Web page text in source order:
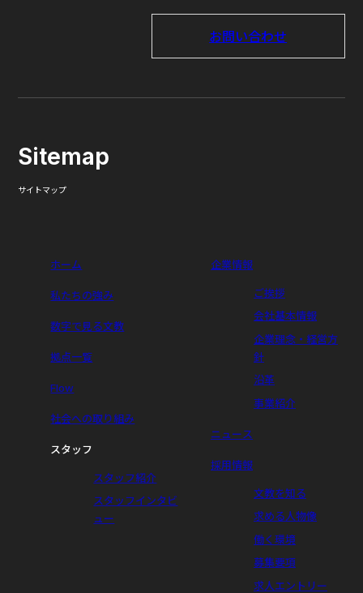
お問い合わせ
Sitemap
サイトマップ
ホーム
私たちの強み
数字で見る文教
拠点一覧
Flow
社会への取り組み
スタッフ
スタッフ紹介
スタッフインタビ
ュー
企業情報
ご挨拶
会社基本情報
企業理念・経営方
針
沿革
事業紹介
ニュース
採用情報
文教を知る
求める人物像
働く環境
募集要項
求人エントリー